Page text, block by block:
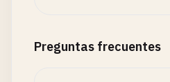
Preguntas frecuentes